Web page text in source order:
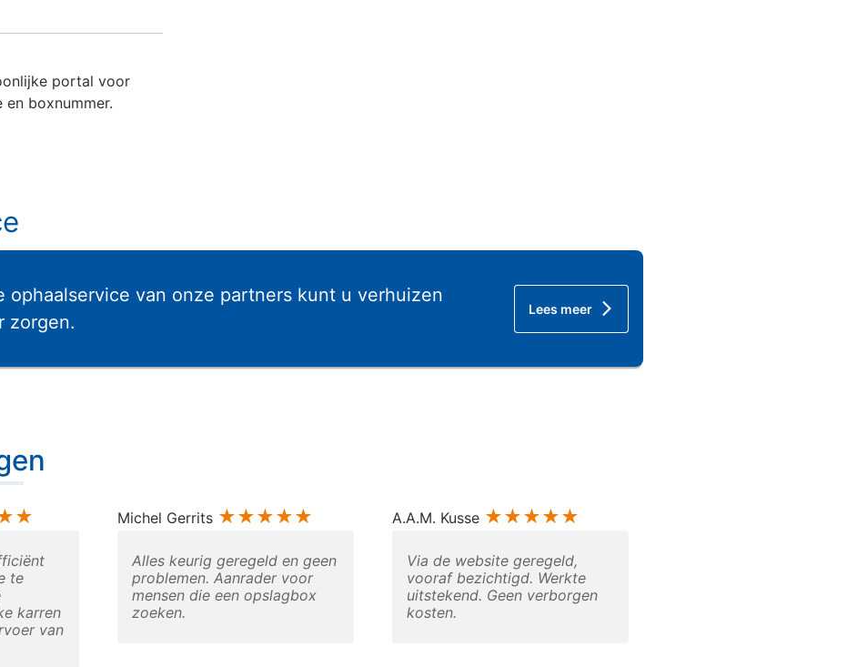
portal voor
boxnummer.
ophaalservice van onze partners kunt u verhuizen
zorgen.
Lees meer
te
karren
van
Michel Gerrits ★★★★★
Alles keurig geregeld en geen
problemen. Aanrader voor
mensen die een opslagbox
zoeken.
A.A.M. Kusse ★★★★★
Via de website geregeld,
vooraf bezichtigd. Werkte
uitstekend. Geen verborgen
kosten.